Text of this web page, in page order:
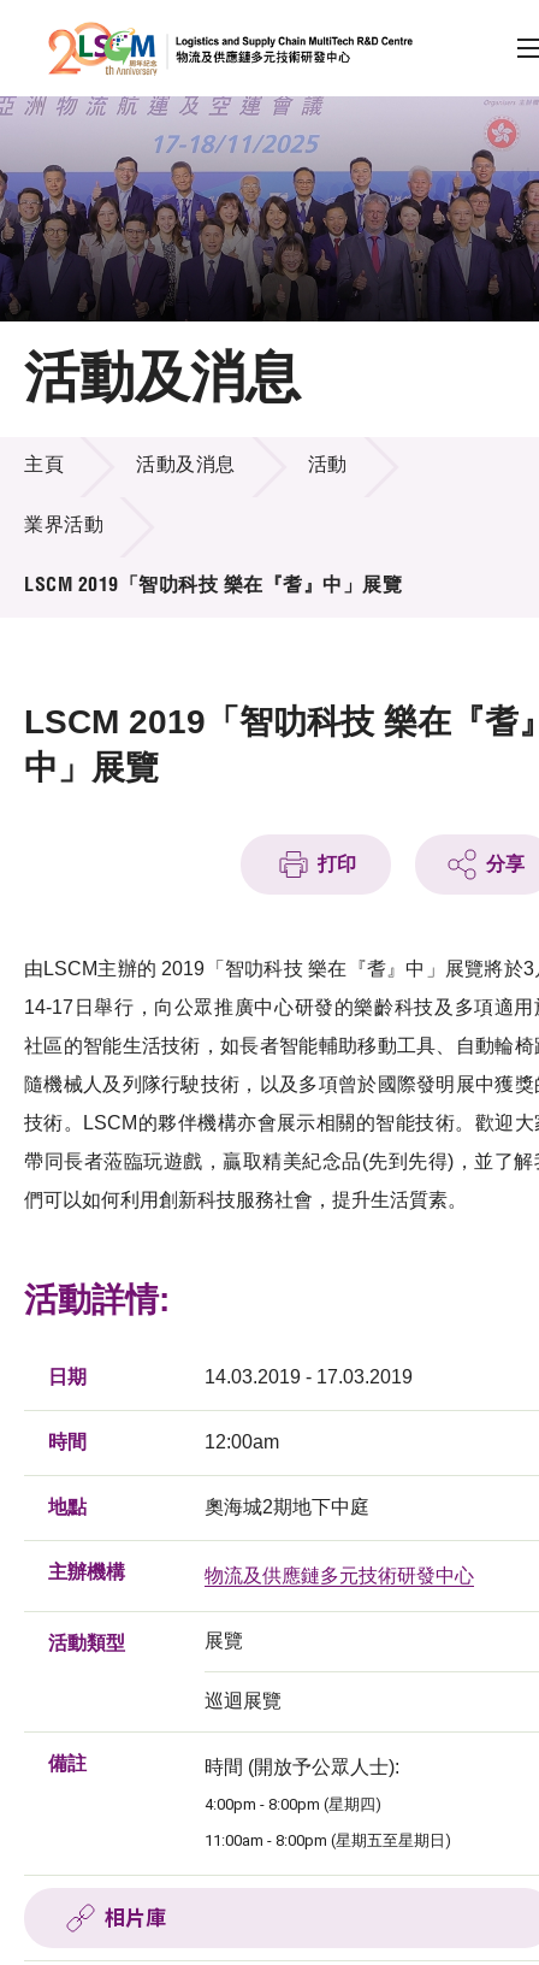
跳到內容（按回車鍵）
會員登入
A A EN 繁 简
主頁
關於LSCM
技術商品化
項目及資助計劃
新聞中心
活動及消息
活動及消息
主頁 活動及消息 活動
業界活動
LSCM 2019「智叻科技 樂在『耆』中」展覽
LSCM 2019「智叻科技 樂在『耆
中」展覽
打印 分享
由LSCM主辦的 2019「智叻科技 樂在『耆』中」展覽將於3
14-17日舉行，向公眾推廣中心研發的樂齡科技及多項適用
社區的智能生活技術，如長者智能輔助移動工具、自動輪椅
隨機械人及列隊行駛技術，以及多項曾於國際發明展中獲獎
技術。LSCM的夥伴機構亦會展示相關的智能技術。歡迎大
帶同長者蒞臨玩遊戲，贏取精美紀念品(先到先得)，並了解
們可以如何利用創新科技服務社會，提升生活質素。
活動詳情:
日期 14.03.2019 - 17.03.2019
時間 12:00am
地點 奧海城2期地下中庭
主辦機構 物流及供應鏈多元技術研發中心
活動類型 展覽
巡迴展覽
備註 時間 (開放予公眾人士):
4:00pm - 8:00pm (星期四)
11:00am - 8:00pm (星期五至星期日)
相片庫